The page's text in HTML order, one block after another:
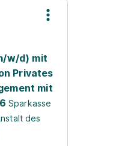
w/d) mit
Privates
mit
Sparkasse
des